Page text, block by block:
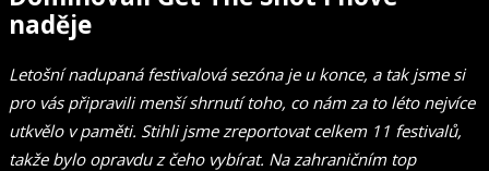
naděje
Letošní nadupaná festivalová sezóna je u konce, a tak jsme si
pro vás připravili menší shrnutí toho, co nám za to léto nejvíce
utkvělo v paměti. Stihli jsme zreportovat celkem 11 festivalů,
takže bylo opravdu z čeho vybírat. Na zahraničním top